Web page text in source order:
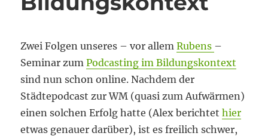
Zwei Folgen unseres – vor allemRubens –
Seminar zumPodcasting im Bildungskontext
sind nun schon online. Nachdem der
Städtepodcast zur WM (quasi zum Aufwärmen)
einen solchen Erfolg hatte (Alex berichtethier
etwas genauer darüber), ist es freilich schwer,